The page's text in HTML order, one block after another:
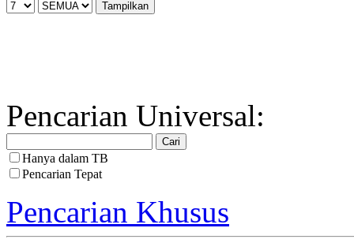
Pencarian Universal:
Hanya dalam TB
Pencarian Tepat
Pencarian Khusus